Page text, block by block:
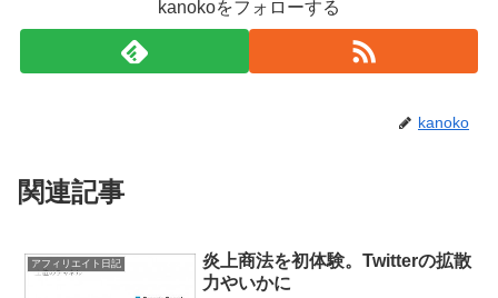
kanokoをフォローする
kanoko
関連記事
アフィリエイト日記
炎上商法を初体験。Twitterの拡散
力やいかに